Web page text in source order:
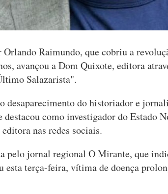
Raimundo, que cobriu a
avançou a Dom Quixote, editora
Salazarista".
desaparecimento do historiador e
como investigador do Estado
nas redes sociais.
pelo jornal regional O Mirante, que
esta terça-feira, vítima de doença